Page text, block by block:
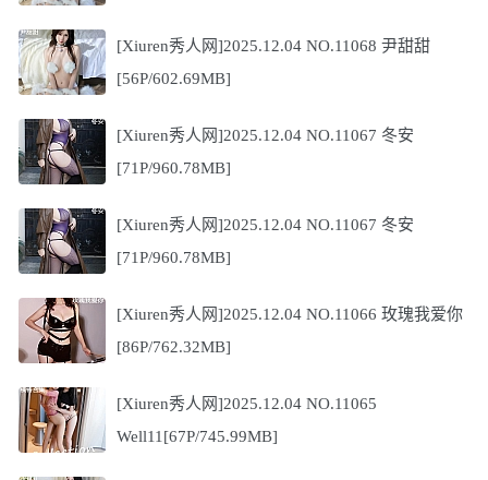
[Xiuren秀人网]2025.12.04 NO.11068 尹甜甜
[56P/602.69MB]
[Xiuren秀人网]2025.12.04 NO.11067 冬安
[71P/960.78MB]
[Xiuren秀人网]2025.12.04 NO.11067 冬安
[71P/960.78MB]
[Xiuren秀人网]2025.12.04 NO.11066 玫瑰我爱你
[86P/762.32MB]
[Xiuren秀人网]2025.12.04 NO.11065
Well11[67P/745.99MB]